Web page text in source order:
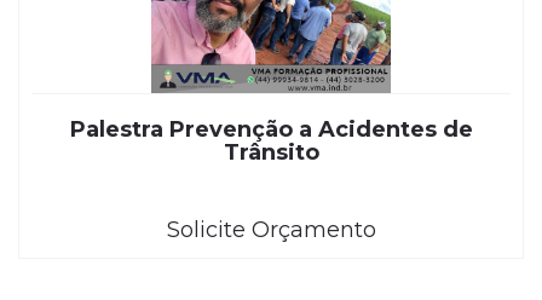
Palestra Prevenção a Acidentes de
Trânsito
Solicite Orçamento